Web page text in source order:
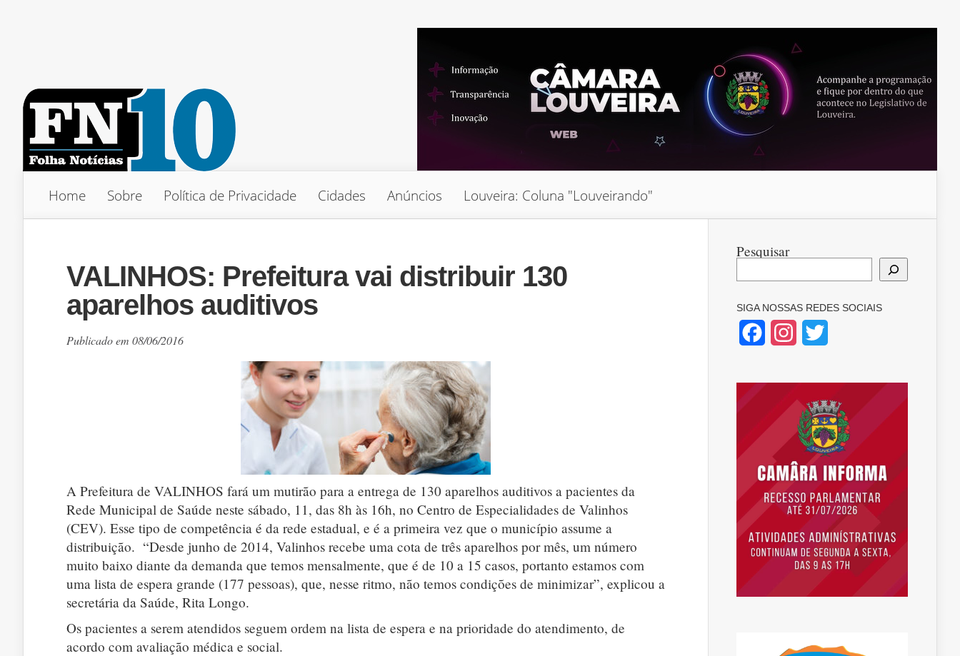
Home Sobre Política de Privacidade Cidades Anúncios Louveira: Coluna "Louveirando"
VALINHOS: Prefeitura vai distribuir 130
aparelhos auditivos
Publicado em 08/06/2016
A Prefeitura de VALINHOS fará um mutirão para a entrega de 130 aparelhos auditivos a pacientes da
Rede Municipal de Saúde neste sábado, 11, das 8h às 16h, no Centro de Especialidades de Valinhos
(CEV). Esse tipo de competência é da rede estadual, e é a primeira vez que o município assume a
distribuição. “Desde junho de 2014, Valinhos recebe uma cota de três aparelhos por mês, um número
muito baixo diante da demanda que temos mensalmente, que é de 10 a 15 casos, portanto estamos com
uma lista de espera grande (177 pessoas), que, nesse ritmo, não temos condições de minimizar”, explicou a
secretária da Saúde, Rita Longo.
Os pacientes a serem atendidos seguem ordem na lista de espera e na prioridade do atendimento, de
acordo com avaliação médica e social.
Pesquisar
SIGA NOSSAS REDES SOCIAIS
FacebookInstagram